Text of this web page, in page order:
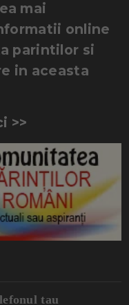
mai
online
parintilor si
in aceasta
>>
tau